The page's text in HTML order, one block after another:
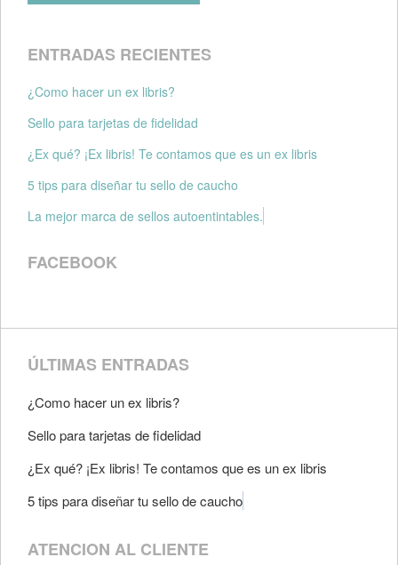
ENTRADAS RECIENTES
¿Como hacer un ex libris?
Sello para tarjetas de fidelidad
¿Ex qué? ¡Ex libris! Te contamos que es un ex libris
5 tips para diseñar tu sello de caucho
La mejor marca de sellos autoentintables.
FACEBOOK
ATENCION AL CLIENTE
ÚLTIMAS ENTRADAS
¿Como hacer un ex libris?
Sello para tarjetas de fidelidad
¿Ex qué? ¡Ex libris! Te contamos que es un ex libris
5 tips para diseñar tu sello de caucho